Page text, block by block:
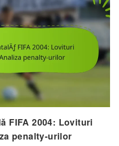
FIFA 2004: Lovituri
penalty-urilor